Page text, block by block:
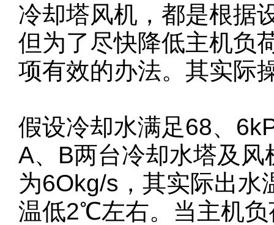
冷却塔风机，都是根据
但为了尽快降低主机负
项有效的办法。其实际
假设冷却水满足68、
A、B两台冷却水塔及
为6Okg/s，其实际出水
温低2℃左右。当主机负